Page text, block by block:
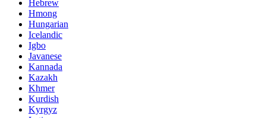
Hebrew
Hmong
Hungarian
Icelandic
Igbo
Javanese
Kannada
Kazakh
Khmer
Kurdish
Kyrgyz